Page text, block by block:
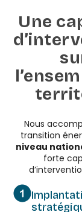
Une
Nous
transition
niveau
forte